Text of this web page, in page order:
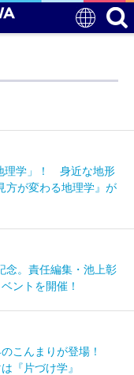
理学」！ 身近な地形
方が変わる地理学』が
念。責任編集・池上彰
ントを開催！
のこんまりが登場！
『片づけ学』